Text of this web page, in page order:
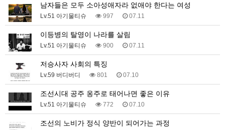
남자들은 모두 소아성애자라 없애야 한다는 여성
Lv.51 아기물티슈 997 07.11
이등병의 탈영이 나라를 살림
Lv.51 아기물티슈 900 07.11
저승사자 사회의 특징
Lv.59 버디버디 801 07.10
조선시대 공주 옹주로 태어나면 좋은 이유
Lv.51 아기물티슈 772 07.10
조선의 노비가 정식 양반이 되어가는 과정